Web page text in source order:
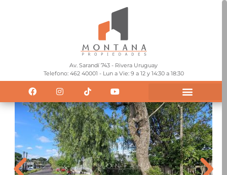
Av. Sarandí 743 - Rivera Uruguay
Telefono: 462 40001 - Lun a Vie: 9 a 12 y 14:30 a 18:30